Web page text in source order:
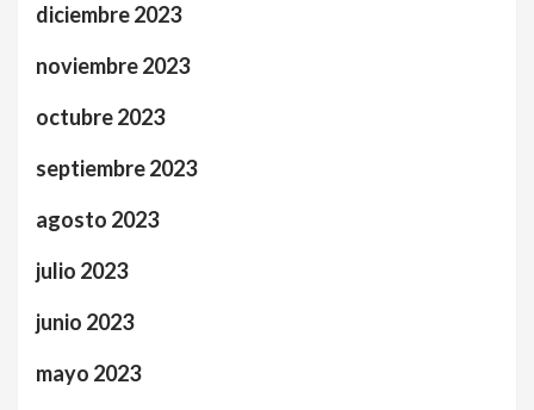
diciembre 2023
noviembre 2023
octubre 2023
septiembre 2023
agosto 2023
julio 2023
junio 2023
mayo 2023